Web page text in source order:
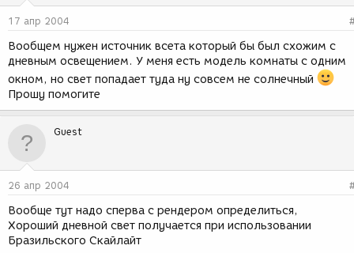
м
ы
д
а
и
я
17 апр 2004
Вообщем нужен источник всета который бы был схожим с
дневным освещением. У меня есть модель комнаты с одним
окном, но свет попадает туда ну совсем не солнечный
Прошу помогите
Guest
26 апр 2004
Вообще тут надо сперва с рендером определиться,
Хороший дневной свет получается при использовании
Бразильского Скайлайт